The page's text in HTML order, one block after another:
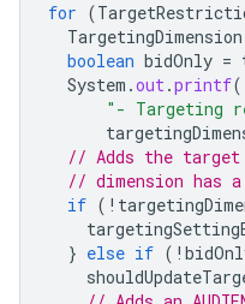
for (
TargetingDimension
boolean bidOnly =
System .out.printf(
"- Targeting
// Adds the
// dimension has a
if ( !
} else if ( !